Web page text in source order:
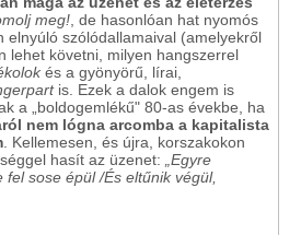
meg! , de hasonlóan hat nyomós
elnyúló szólódallamaival (amelyekről
lehet követni, milyen hangszerrel
és a gyönyörű, lírai,
is. Ezek a dalok engem is
a „boldogemlékű" 80-as évekbe, ha
nem lógna arcomba a kapitalista
. Kellemesen, és újra, korszakokon
hasít az üzenet:
„Egyre
sose épül /És eltűnik végül,